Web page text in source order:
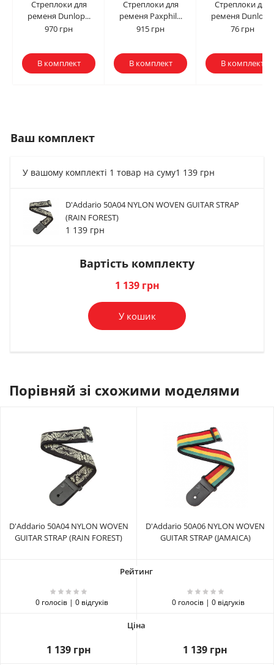
Стреплоки для
ременя Dunlop...
970 грн
В комплект
Стреплоки для
ременя Paxphil...
915 грн
В комплект
Стреплоки для
ременя Dunlop...
76 грн
В комплект
Стреплоки для
ременя Dunlop...
Ваш комплект
У вашому комплекті 1 товар на суму1 139 грн
D'Addario 50A04 NYLON WOVEN GUITAR STRAP
(RAIN FOREST)
1 139 грн
Вартість комплекту
1 139 грн
У кошик
Порівняй зі схожими моделями
D'Addario 50A04 NYLON WOVEN
GUITAR STRAP (RAIN FOREST)
D'Addario 50A06 NYLON WOVEN
GUITAR STRAP (JAMAICA)
0 голосів | 0 відгуків 0 голосів | 0 відгуків
1 139 грн 1 139 грн